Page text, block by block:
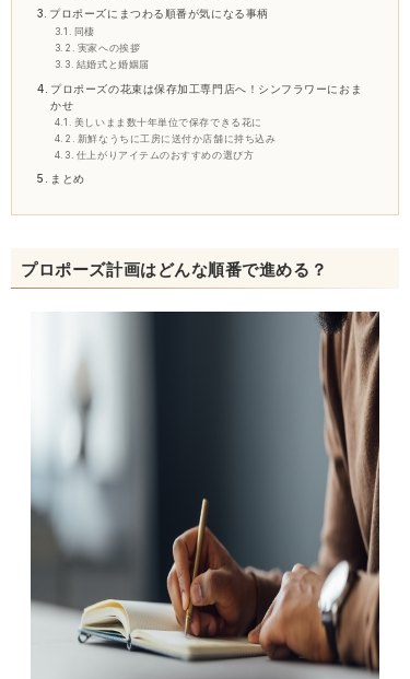
プロポーズにまつわる順番が気になる事柄
同棲
実家への挨拶
結婚式と婚姻届
プロポーズの花束は保存加工専門店へ！シンフラワーにおま
かせ
美しいまま数十年単位で保存できる花に
新鮮なうちに工房に送付か店舗に持ち込み
仕上がりアイテムのおすすめの選び方
まとめ
プロポーズ計画はどんな順番で進める？